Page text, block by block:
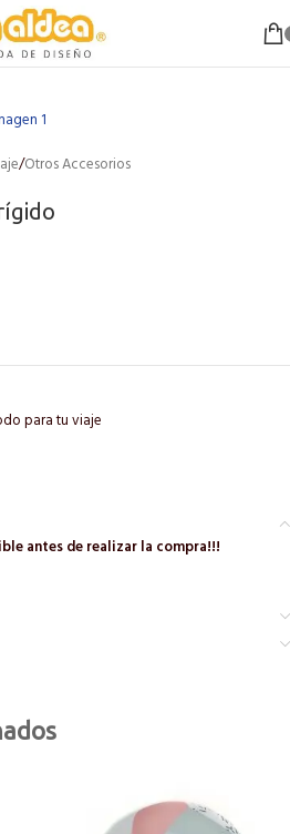
/Otros Accesorios
para tu viaje
antes de realizar la compra!!!